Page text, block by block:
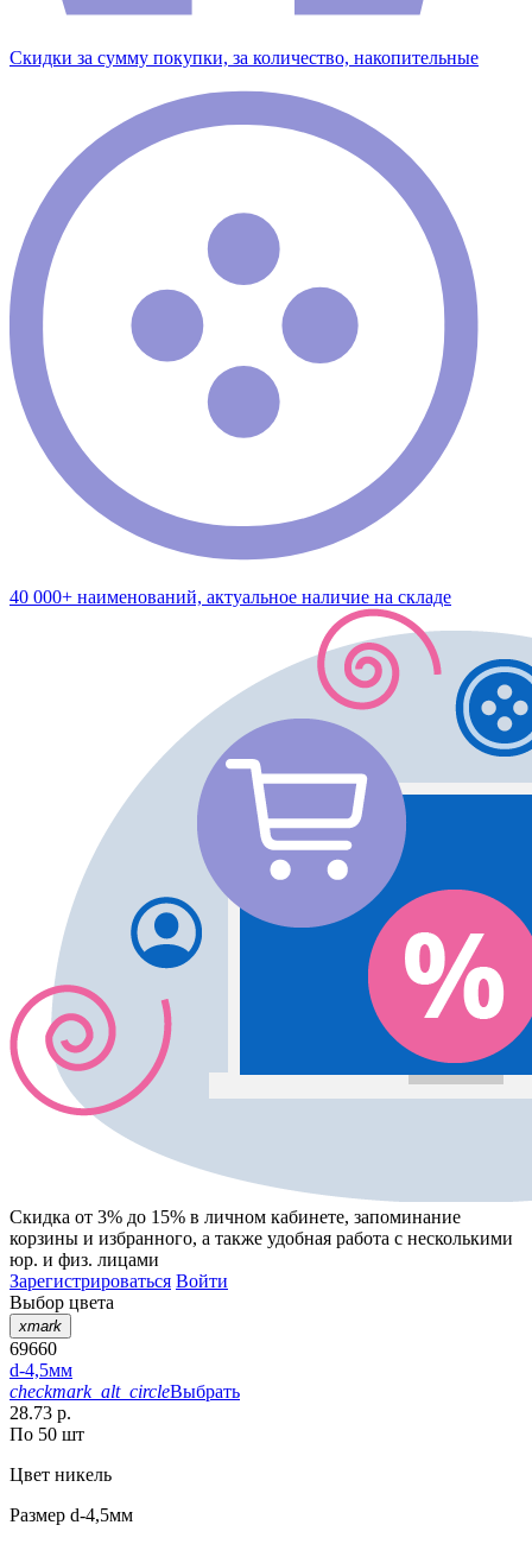
Скидки за сумму покупки, за количество, накопительные
40 000+ наименований, актуальное наличие на складе
Скидка от 3% до 15% в личном кабинете, запоминание
корзины и избранного, а также удобная работа с несколькими
юр. и физ. лицами
Зарегистрироваться Войти
Выбор цвета
xmark
69660
d-4,5мм
checkmark_alt_circleВыбрать
28.73 р.
По 50 шт
Цвет никель
Размер d-4,5мм